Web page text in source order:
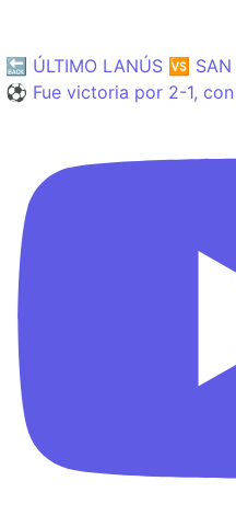
🔙 ÚLTIMO LANÚS 🆚 SAN
⚽️ Fue victoria por 2-1,